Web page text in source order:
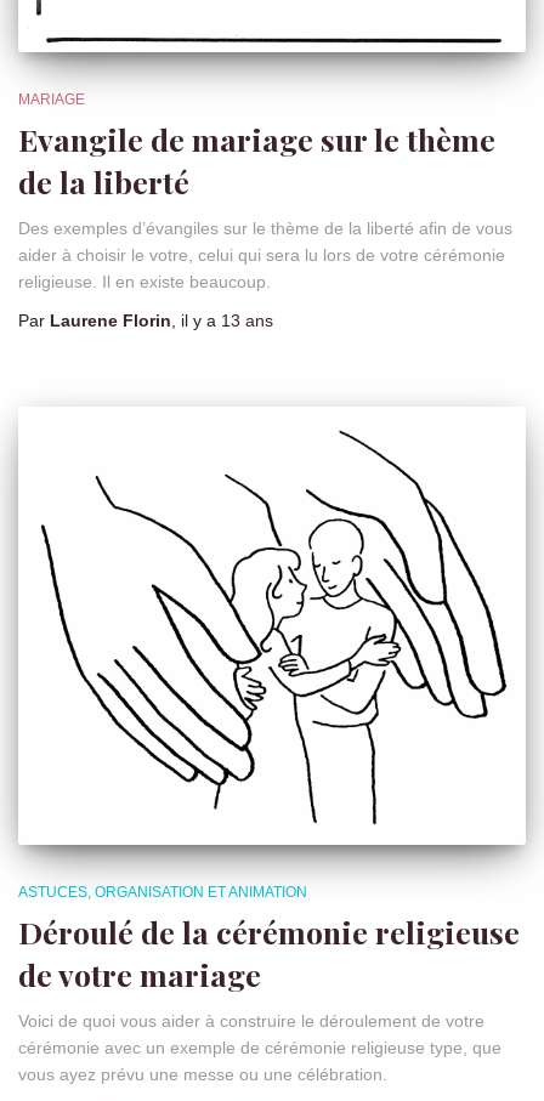
MARIAGE
Evangile de mariage sur le thème
de la liberté
Des exemples d’évangiles sur le thème de la liberté afin de vous
aider à choisir le votre, celui qui sera lu lors de votre cérémonie
religieuse. Il en existe beaucoup.
Par Laurene Florin, il y a 13 ans
ASTUCES, ORGANISATION ET ANIMATION
Déroulé de la cérémonie religieuse
de votre mariage
Voici de quoi vous aider à construire le déroulement de votre
cérémonie avec un exemple de cérémonie religieuse type, que
vous ayez prévu une messe ou une célébration.